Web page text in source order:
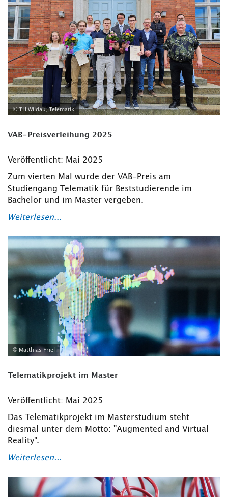
© TH Wildau, Telematik
VAB-Preisverleihung 2025
Veröffentlicht: Mai 2025
Zum vierten Mal wurde der VAB-Preis am
Studiengang Telematik für Beststudierende im
Bachelor und im Master vergeben.
Weiterlesen...
© Matthias Friel
Telematikprojekt im Master
Veröffentlicht: Mai 2025
Das Telematikprojekt im Masterstudium steht
diesmal unter dem Motto: "Augmented and Virtual
Reality".
Weiterlesen...